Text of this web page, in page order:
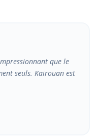
que le
seuls. Kairouan est